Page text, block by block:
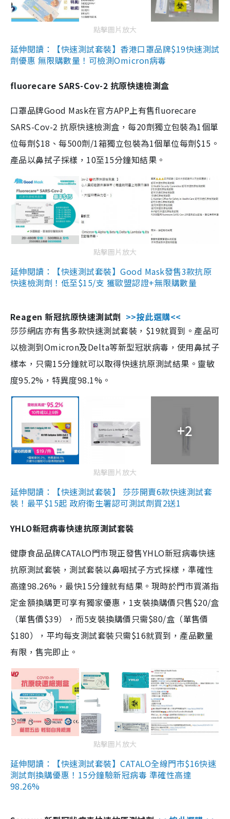
點擊圖片放大
延伸閱讀：【快速測試套裝】香港口罩品牌$19快速測試
劑優惠 無限購數量！可檢測Omicron病毒
fluorecare SARS-Cov-2 抗原快速檢測盒
口罩品牌Good Mask在官方APP上有售fluorecare
SARS-Cov-2 抗原快速檢測盒，每20劑獨立包裝為1個單
位每劑$18、每500劑/1箱獨立包裝為1個單位每劑$15。
產品以鼻拭子採樣，10至15分鐘知結果。
點擊圖片放大
延伸閱讀：【快速測試套裝】Good Mask發售3款抗原
快速檢測劑！低至$15/支 獲歐盟認證+無限購數量
Reagen 新冠抗原快速測試劑 >>按此選購<<
莎莎網店亦有售多款快速測試套裝，$19就買到。產品可
以檢測到Omicron及Delta等新型冠狀病毒，使用鼻拭子
樣本，只需15分鐘就可以取得快速抗原測試結果。靈敏
度95.2%，特異度98.1%。
+2
點擊圖片放大
延伸閱讀：【快速測試套裝】 莎莎開賣6款快速測試套
裝！最平$15起 政府衛生署認可測試劑買2送1
YHLO新冠病毒快速抗原測試套裝
健康食品品牌CATALO門市現正發售YHLO新冠病毒快速
抗原測試套裝，測試套裝以鼻咽拭子方式採樣，準確性
高達98.26%，最快15分鐘就有結果。現時於門市買滿指
定金額換購更可享有獨家優惠，1支裝換購價只售$20/盒
（單售價$39），而5支裝換購價只需$80/盒（單售價
$180），平均每支測試套裝只需$16就買到，產品數量
有限，售完即止。
點擊圖片放大
延伸閱讀：【快速測試套裝】CATALO全線門市$16快速
測試劑換購優惠！15分鐘驗新冠病毒 準確性高達
98.26%